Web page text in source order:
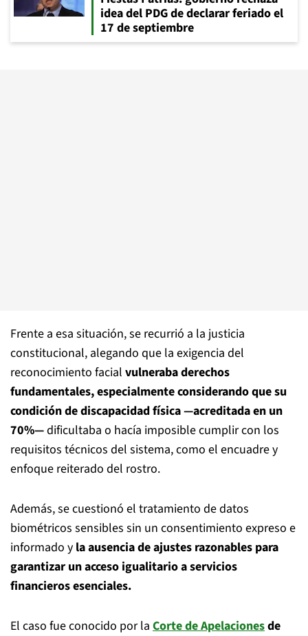
idea del PDG de declarar feriado el
17 de septiembre
Frente a esa situación, se recurrió a la justicia
constitucional, alegando que la exigencia del
reconocimiento facial vulneraba derechos
fundamentales, especialmente considerando que su
condición de discapacidad física —acreditada en un
70%—dificultaba o hacía imposible cumplir con los
requisitos técnicos del sistema, como el encuadre y
enfoque reiterado del rostro.
Además, se cuestionó el tratamiento de datos
biométricos sensibles sin un consentimiento expreso e
informado y la ausencia de ajustes razonables para
garantizar un acceso igualitario a servicios
financieros esenciales.
El caso fue conocido por la Corte de Apelacionesde